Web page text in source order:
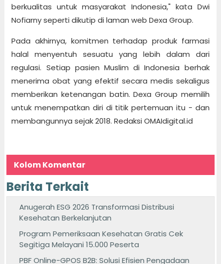
berkualitas untuk masyarakat Indonesia," kata Dwi
Nofiarny seperti dikutip di laman web Dexa Group.
Pada akhirnya, komitmen terhadap produk farmasi
halal menyentuh sesuatu yang lebih dalam dari
regulasi. Setiap pasien Muslim di Indonesia berhak
menerima obat yang efektif secara medis sekaligus
memberikan ketenangan batin. Dexa Group memilih
untuk menempatkan diri di titik pertemuan itu - dan
membangunnya sejak 2018. Redaksi OMAIdigital.id
Kolom Komentar
Berita Terkait
Anugerah ESG 2026 Transformasi Distribusi
Kesehatan Berkelanjutan
Program Pemeriksaan Kesehatan Gratis Cek
Segitiga Melayani 15.000 Peserta
PBF Online-GPOS B2B: Solusi Efisien Pengadaan